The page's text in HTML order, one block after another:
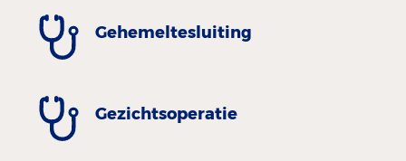
Gehemeltesluiting
Gezichtsoperatie